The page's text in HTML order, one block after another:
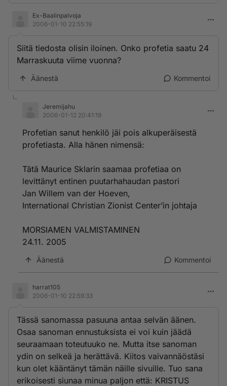
Ex-Baalinpalvoja
2006-01-10 22:55:19
Siitä tiedosta olisin iloinen. Onko profetia saatu 24
Marraskuuta viime vuonna?
Äänestä Kommentoi
Jeremijahu
2006-01-12 20:41:19
Profetian sanut henkilö jäi pois alkuperäisestä
profetiasta. Alla hänen nimensä:
Tätä Maurice Sklarin saamaa profetiaa on
levittänyt entinen puutarhahaudan pastori
Jan Willem van der Hoeven,
International Christian Zionist Center’in johtaja
MORSIAMEN VALMISTAMINEN
24.11. 2005
Äänestä Kommentoi
harrat105
2006-01-10 22:59:33
Tässä sanomassa pasuuna antaa selvän äänen.
Osaa sanoman ennustuksista ei voi kuin jäädä
seuraamaan toteutuuko ne. Mutta itse sanoman
ydin on selkeä ja herättävä. Kiitos vaivannäöstäsi
kun olet kääntänyt tämän näille sivuille. Tuo sana
erikoisesti siunaa minua paljon että: KRISTUS